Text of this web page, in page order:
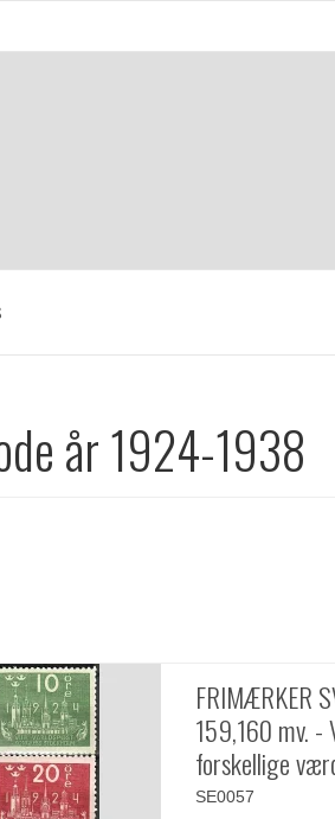
år 1924-1938
FRIMÆRKER
159,160 mv. -
forskellige
SE0057